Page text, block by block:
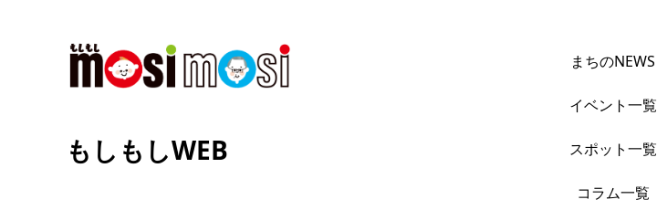
もしもしWEB
まちのNEWS
イベント一覧
スポット一覧
コラム一覧